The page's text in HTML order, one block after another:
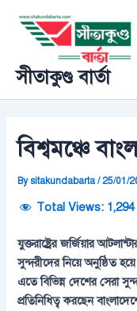
content
সীতাকুণ্ড বার্তা
বিশ্বমঞ্চে
Bysitakundabarta/ 25/01/
Total Views: 1,294
যুক্তরাষ্ট্রের জর্জিয়ার
সুন্দরীদের নিয়ে অনুষ্ঠিত
এতে বিভিন্ন দেশের সেরা
প্রতিনিধিত্ব করছেন
navigation